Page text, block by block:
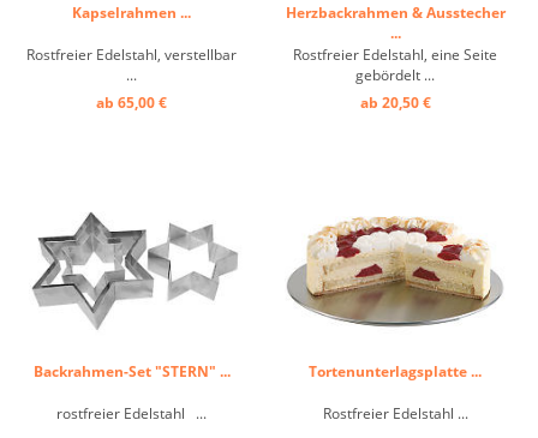
Kapselrahmen ...
Rostfreier Edelstahl, verstellbar
...
ab 65,00 €
Herzbackrahmen & Ausstecher
...
Rostfreier Edelstahl, eine Seite
gebördelt ...
ab 20,50 €
Backrahmen-Set "STERN" ...
rostfreier Edelstahl ...
Tortenunterlagsplatte ...
Rostfreier Edelstahl ...